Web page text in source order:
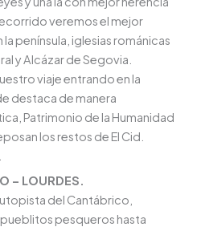
veremos el mejor
península, iglesias románicas
y Alcázar de Segovia.
viaje entrando en la
destaca de manera
Patrimonio de la Humanidad
los restos de El Cid.
– LOURDES.
del Cantábrico,
pesqueros hasta